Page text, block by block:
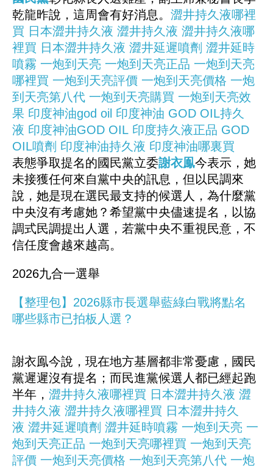
乾龍昨說，這周會有好消息。 澀井持久液哪裡
買 日本澀井持久液 澀井持久液 澀井持久液哪
裡買 日本澀井持久液 澀井延遲噴劑 澀井延時
噴霧 一炮到天亮 一炮到天亮正品 一炮到天亮
哪裡買 一炮到天亮評價 一炮到天亮價格 一炮
到天亮第八代 一炮到天亮購買 一炮到天亮效
果 印度神油god oil 印度神油 GOD OIL持久
液 印度神油GOD OIL 印度持久液正品 GOD
OIL噴劑 印度神油持久液 印度神油哪裏買
表態爭取提名的國民黨立委謝衣鳯今表示，她
未接獲任何來自黨中央的訊息，但以民調來
說，她是現在選民最支持的候選人，為什麼黨
中央沒有考慮她？希望黨中央儘速提名，以協
調式民調提出人選，若黨中央不重視民意，不
信任度會越來越高。
2026九合一選舉
【整理包】2026縣市長選舉藍綠白戰將點名
哪些縣市已拍板人選？
謝衣鳯今說，現在地方基層都非常憂慮，國民
黨遲遲沒有提名；而民進黨候選人都已經起跑
半年， 澀井持久液哪裡買 日本澀井持久液 澀
井持久液 澀井持久液哪裡買 日本澀井持久
液 澀井延遲噴劑 澀井延時噴霧 一炮到天亮 一
炮到天亮正品 一炮到天亮哪裡買 一炮到天亮
評價 一炮到天亮價格 一炮到天亮第八代 一炮